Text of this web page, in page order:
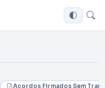
Acordos Firmados Sem